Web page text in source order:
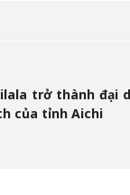
trở thành đại
của tỉnh Aichi